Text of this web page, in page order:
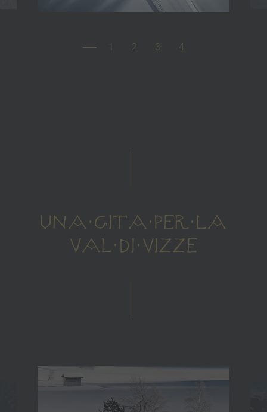
1 2 3 4
UNA GITA PER LA
VAL DI VIZZE